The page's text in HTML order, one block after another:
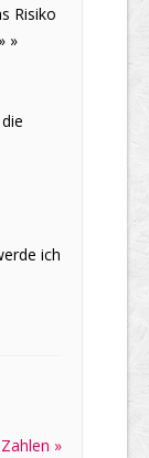
Risiko
»
ich
»